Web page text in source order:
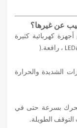
عن غيرها؟
كهربائية كثيرة
LED ، رافعة).
الشديدة والحرارة
بسرعة حتى في
الطويلة.